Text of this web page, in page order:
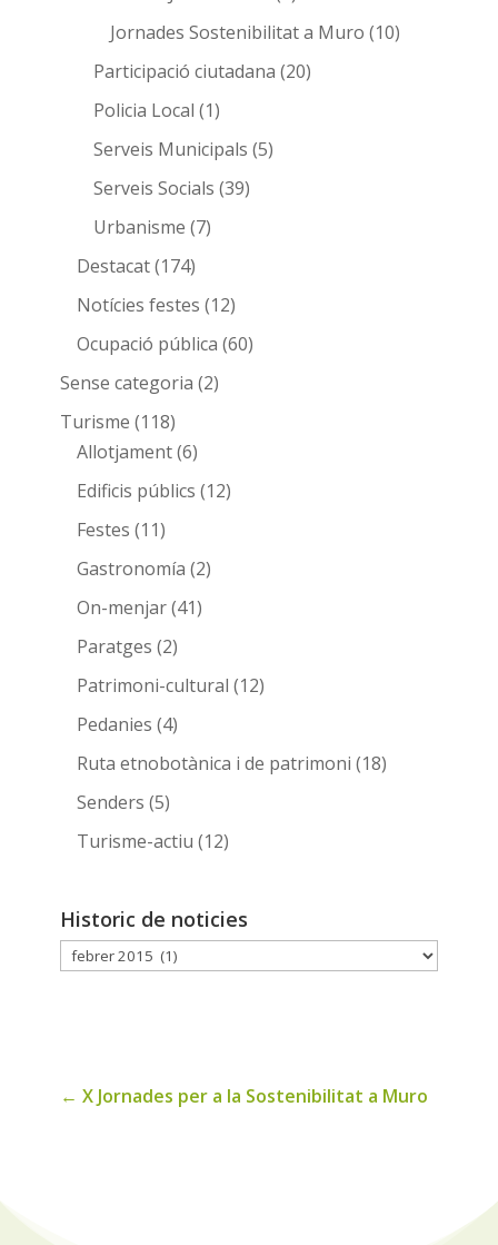
Jornades Sostenibilitat a Muro (10)
Participació ciutadana (20)
Policia Local (1)
Serveis Municipals (5)
Serveis Socials (39)
Urbanisme (7)
Destacat(174)
Notícies festes (12)
Ocupació pública (60)
Sense categoria (2)
Turisme (118)
Allotjament(6)
Edificis públics (12)
Festes (11)
Gastronomía (2)
On-menjar(41)
Paratges (2)
Patrimoni-cultural (12)
Pedanies (4)
Ruta etnobotànica i de patrimoni (18)
Senders (5)
Turisme-actiu (12)
Historic de noticies
Historic
← X Jornades per a la Sostenibilitat a Muro